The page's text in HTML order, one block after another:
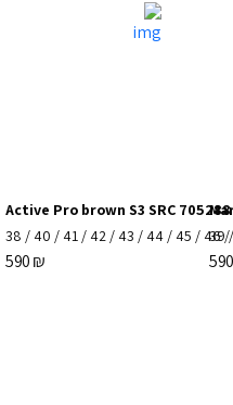
39
590
Active Pro brown S3 SRC 705288
38 / 40 / 41/ 42/ 43 / 44/ 45 / 46/
590₪